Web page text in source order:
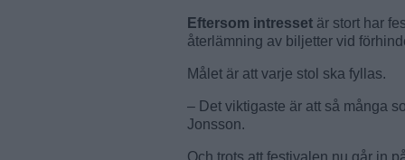
Eftersom intresset är stort har
återlämning av biljetter vid
Målet är att varje stol ska fyllas.
– Det viktigaste är att så många
Jonsson.
Och trots att festivalen nu går in